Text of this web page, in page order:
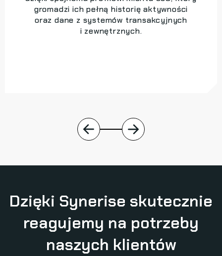
gromadzi ich pełną historię aktywności
oraz dane z systemów transakcyjnych
i zewnętrznych.
Dzięki Synerise skutecznie
reagujemy na potrzeby
naszych klientów